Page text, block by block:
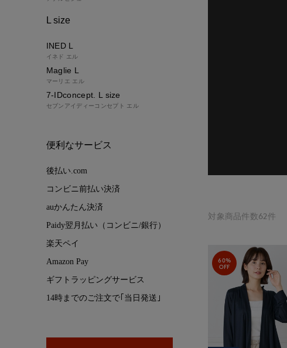
対象商品件数62件
60%
OFF
L size
INED L
イネド エル
Maglie L
マーリエ エル
7-IDconcept. L size
セブンアイディーコンセプト エル
便利なサービス
後払い.com
コンビニ前払い決済
auかんたん決済
Paidy翌月払い（コンビニ/銀行）
楽天ペイ
Amazon Pay
ギフトラッピングサービス
14時までのご注文で｢当日発送｣